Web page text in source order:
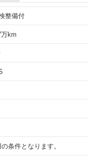
整備付
km
条件となります。